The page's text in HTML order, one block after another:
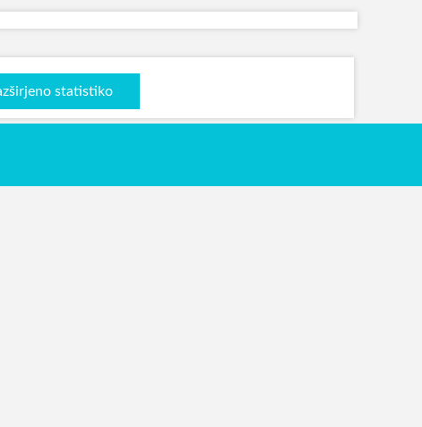
statistiko